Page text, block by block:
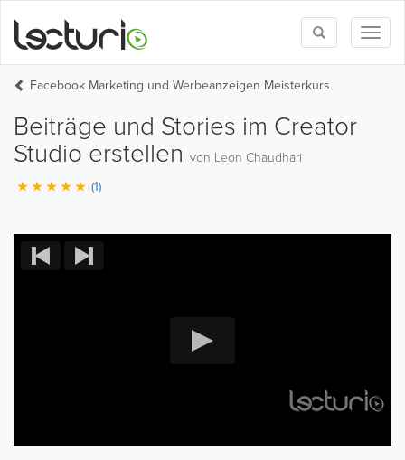
Toggle
search
Facebook Marketing und Werbeanzeigen Meisterkurs
Beiträge und Stories im Creator
Studio erstellen von Leon Chaudhari
(1)